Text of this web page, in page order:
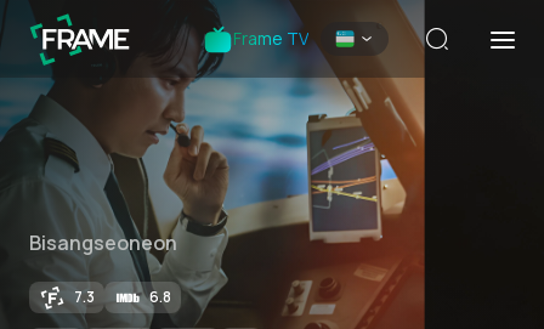
Frame TV
Bisangseoneon
7.3 6.8